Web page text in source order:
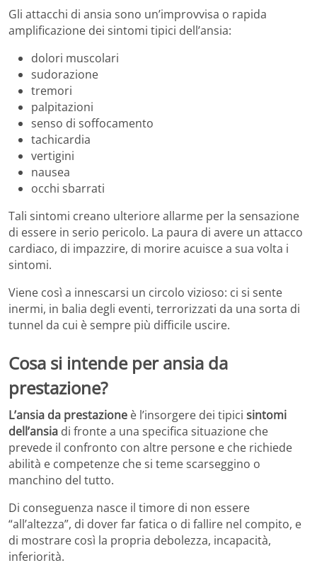
Gli attacchi di ansia sono un’improvvisa o rapida
amplificazione dei sintomi tipici dell’ansia:
dolori muscolari
sudorazione
tremori
palpitazioni
senso di soffocamento
tachicardia
vertigini
nausea
occhi sbarrati
Tali sintomi creano ulteriore allarme per la sensazione
di essere in serio pericolo. La paura di avere un attacco
cardiaco, di impazzire, di morire acuisce a sua volta i
sintomi.
Viene così a innescarsi un circolo vizioso: ci si sente
inermi, in balia degli eventi, terrorizzati da una sorta di
tunnel da cui è sempre più difficile uscire.
Cosa si intende per ansia da
prestazione?
L’ansia da prestazione è l’insorgere dei tipici sintomi
dell’ansia di fronte a una specifica situazione che
prevede il confronto con altre persone e che richiede
abilità e competenze che si teme scarseggino o
manchino del tutto.
Di conseguenza nasce il timore di non essere
“all’altezza”, di dover far fatica o di fallire nel compito, e
di mostrare così la propria debolezza, incapacità,
inferiorità.